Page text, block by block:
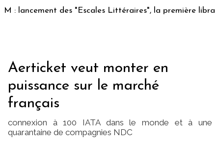
des "Escales Littéraires", la première librairie du
Aerticket veut monter en
puissance sur le marché
français
connexion à 100 IATA dans le monde et à une
quarantaine de compagnies NDC